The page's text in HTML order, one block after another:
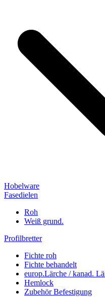
Hobelware
Fasedielen
Roh
Weiß grund.
Profilbretter
Fichte roh
Fichte behandelt
europ.Lärche / kanad.
Hemlock
Zubehör Befestigung